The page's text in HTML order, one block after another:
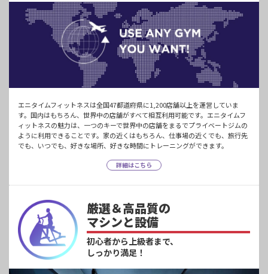
エニタイムフィットネスは全国47都道府県に1,200店舗以上を運営していま
す。国内はもちろん、世界中の店舗がすべて相互利用可能です。エニタイムフ
ィットネスの魅力は、一つのキーで世界中の店舗をまるでプライベートジムの
ように利用できることです。家の近くはもちろん、仕事場の近くでも、旅行先
でも、いつでも、好きな場所、好きな時間にトレーニングができます。
詳細はこちら
厳選＆高品質の
マシンと設備
初心者から上級者まで、
しっかり満足！